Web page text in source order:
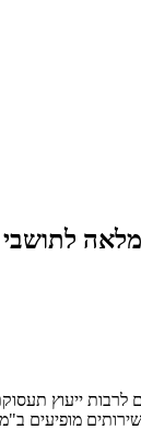
לרבות ייעוץ
מופיעים